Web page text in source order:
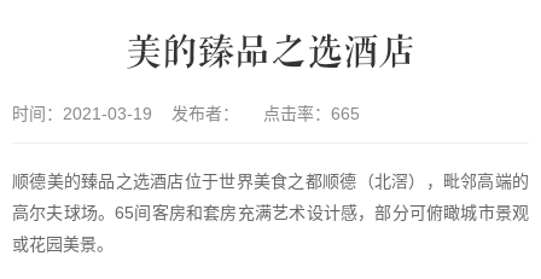
美的臻品之选酒店
时间：2021-03-19 发布者： 点击率： 665
顺德美的臻品之选酒店位于世界美食之都顺德（北滘），毗邻高端的
高尔夫球场。65间客房和套房充满艺术设计感，部分可俯瞰城市景观
或花园美景。